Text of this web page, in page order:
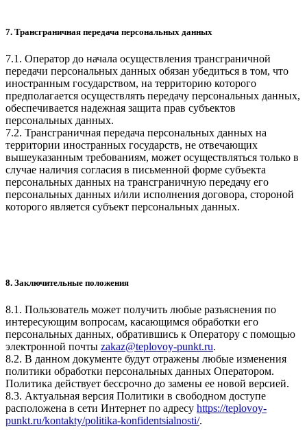
7. Трансграничная передача персональных данных
7.1. Оператор до начала осуществления трансграничной
передачи персональных данных обязан убедиться в том, что
иностранным государством, на территорию которого
предполагается осуществлять передачу персональных данных,
обеспечивается надежная защита прав субъектов
персональных данных.
7.2. Трансграничная передача персональных данных на
территории иностранных государств, не отвечающих
вышеуказанным требованиям, может осуществляться только в
случае наличия согласия в письменной форме субъекта
персональных данных на трансграничную передачу его
персональных данных и/или исполнения договора, стороной
которого является субъект персональных данных.
8. Заключительные положения
8.1. Пользователь может получить любые разъяснения по
интересующим вопросам, касающимся обработки его
персональных данных, обратившись к Оператору с помощью
электронной почты zakaz@teplovoy-punkt.ru.
8.2. В данном документе будут отражены любые изменения
политики обработки персональных данных Оператором.
Политика действует бессрочно до замены ее новой версией.
8.3. Актуальная версия Политики в свободном доступе
расположена в сети Интернет по адресу https://teplovoy-
punkt.ru/kontakty/politika-konfidentsialnosti/.